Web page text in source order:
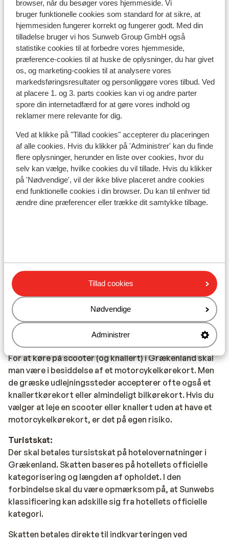
browser, når du besøger vores hjemmeside. Vi
bruger funktionelle cookies som standard for at sikre, at
hjemmesiden fungerer korrekt og fungerer godt. Med din
tilladelse bruger vi hos Sunweb Group GmbH også
statistike cookies til at forbedre vores hjemmeside,
præference-cookies til at huske de oplysninger, du har givet
os, og marketing-cookies til at analysere vores
markedsføringsresultater og personliggøre vores tilbud. Ved
at placere 1. og 3. parts cookies kan vi og andre parter
spore din internetadfærd for at gøre vores indhold og
reklamer mere relevante for dig.
Ved at klikke på "Tillad cookies" accepterer du placeringen
af alle cookies. Hvis du klikker på 'Administrer' kan du finde
flere oplysninger, herunder en liste over cookies, hvor du
selv kan vælge, hvilke cookies du vil tillade. Hvis du klikker
på 'Nødvendige', vil der ikke blive placeret andre cookies
end funktionelle cookies i din browser. Du kan til enhver tid
ændre dine præferencer eller trække dit samtykke tilbage.
Tillad cookies
Nødvendige
Administrer
Sprog:
Det officielle sprog er græsk. Men man kan sagtens
klare sig på engelsk (og delvist på tysk).
Penge:
Den officielle møntenhed er euro.
Drikkepenge:
Det er normalt at give ca. 10% i drikkepenge på de
græske barer og restauranter.
Strøm:
Strømforsyningen er ligesom i Danmark 220 volt.
Vand:
Det er ikke tilrådeligt at drikke vand fra hanen.
Mobiltelefon:
Din danske mobiltelefon virker også i Grækenland.
Rejsedokumenter:
Du skal være i besiddelse af et gyldigt pas.
Scooterudlejning:
For at køre på scooter (og knallert) i Grækenland skal
man være i besiddelse af et motorcykelkørekort. Men
de græske udlejningssteder accepterer ofte også et
knallertkørekort eller almindeligt bilkørekort. Hvis du
vælger at leje en scooter eller knallert uden at have et
motorcykelkørekort, er det på egen risiko.
Turistskat:
Der skal betales tursistskat på hotelovernatninger i
Grækenland. Skatten baseres på hotellets officielle
kategorisering og længden af opholdet. I den
forbindelse skal du være opmærksom på, at Sunwebs
klassificering kan adskille sig fra hotellets officielle
kategori.
Skatten betales direkte til indkvarteringen ved